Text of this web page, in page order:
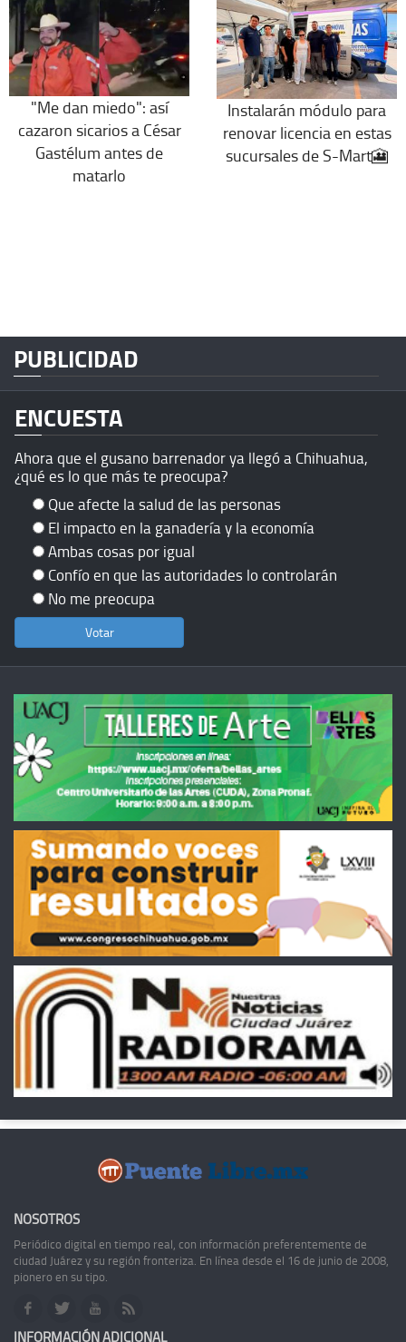
"Me dan miedo": así
cazaron sicarios a César
Gastélum antes de
matarlo
Instalarán módulo para
renovar licencia en estas
sucursales de S-Mart🎦
PUBLICIDAD
ENCUESTA
Ahora que el gusano barrenador ya llegó a Chihuahua,
¿qué es lo que más te preocupa?
Que afecte la salud de las personas
El impacto en la ganadería y la economía
Ambas cosas por igual
Confío en que las autoridades lo controlarán
No me preocupa
NOSOTROS
Periódico digital en tiempo real, con información preferentemente de
ciudad Juárez y su región fronteriza. En línea desde el 16 de junio de 2008,
pionero en su tipo.
INFORMACIÓN ADICIONAL